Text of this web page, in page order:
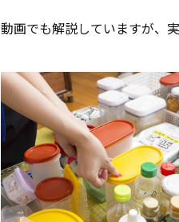
動画でも解説していますが、